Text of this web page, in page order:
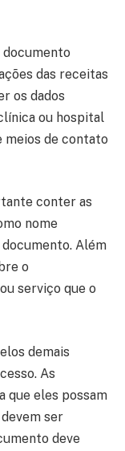
das receitas
os dados
ou hospital
meios de contato
conter as
nome
Além
o
serviço que o
demais
As
que eles possam
ser
deve